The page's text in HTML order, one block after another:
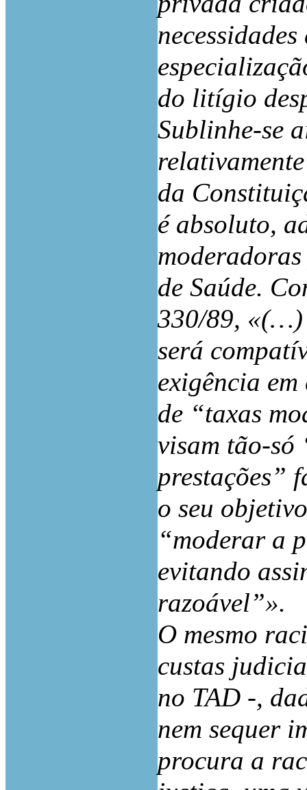
do litígio
Sublinhe-se
da
é absoluto,
de Saúde.
330/89,
será
exigência em
de “taxas
visam tão-
prestações”
o seu
“moderar a
evitando
razoável”».
O mesmo
custas
no TAD -,
nem sequer
procura a